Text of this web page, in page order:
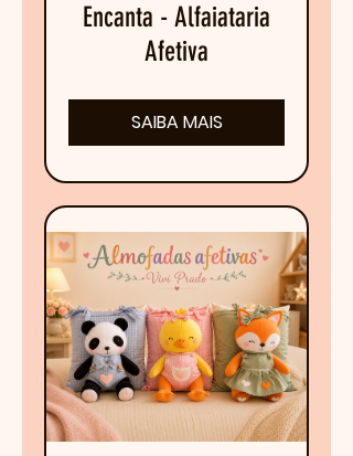
Encanta - Alfaiataria
Afetiva
SAIBA MAIS